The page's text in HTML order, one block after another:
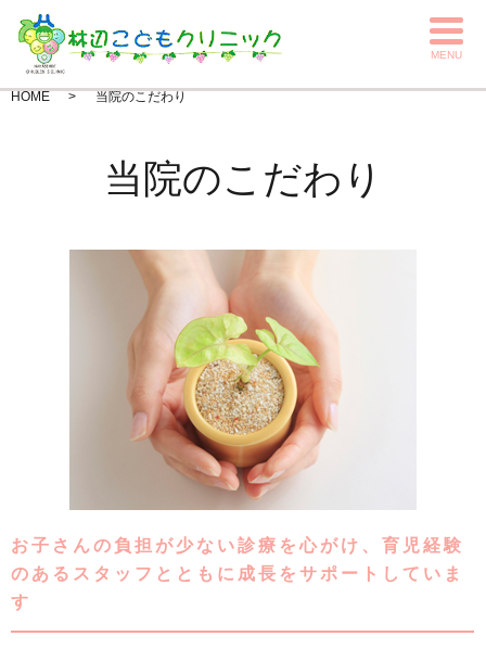
MENU
HOME 当院のこだわり
当院のこだわり
お子さんの負担が少ない診療を心がけ、育児経験
のあるスタッフとともに成長をサポートしていま
す